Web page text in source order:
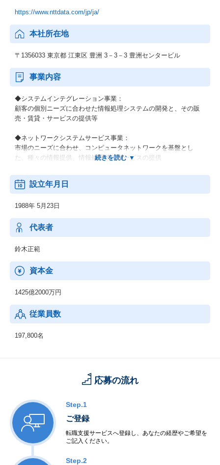
https://www.nttdata.com/jp/ja/
本社所在地
〒1356033 東京都 江東区 豊洲 3－3－3 豊洲センタービル
事業内容
◆システムインテグレーション事業：
顧客の個別ニーズに合わせた情報処理システムの開発と、その販
売・賃貸・サービスの提供等
◆ネットワークシステムサービス事業：
市場のニーズに合わせ、コンピュータネットワークを基盤とし
た、種々の情報提供、情報処理等のサービスの提供
◆その他の事業：
顧客の経営上の問題点に係わる調査・分析、情報処理システムの
設立年月日
1988年 5月23日
代表者
鈴木正範
資本金
1425億2000万円
従業員数
197,800名
応募の流れ
Step.1
ご登録
転職支援サービスへ登録し、あなたの経歴やご希望を
ご記入ください。
Step.2